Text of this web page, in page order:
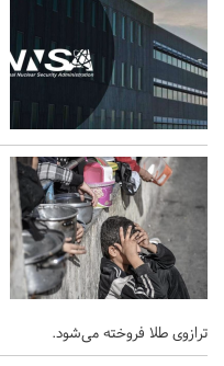
ترازوی طلا فروخته می‌شود.